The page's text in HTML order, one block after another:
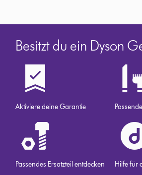
Besitzt du ein Dyson
Aktiviere deine Garantie
Passendes Ersatzteil entdecken Hilfe für